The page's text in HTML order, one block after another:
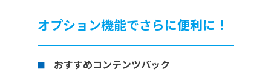
オプション機能でさらに便利に！
■
おすすめコンテンツパック